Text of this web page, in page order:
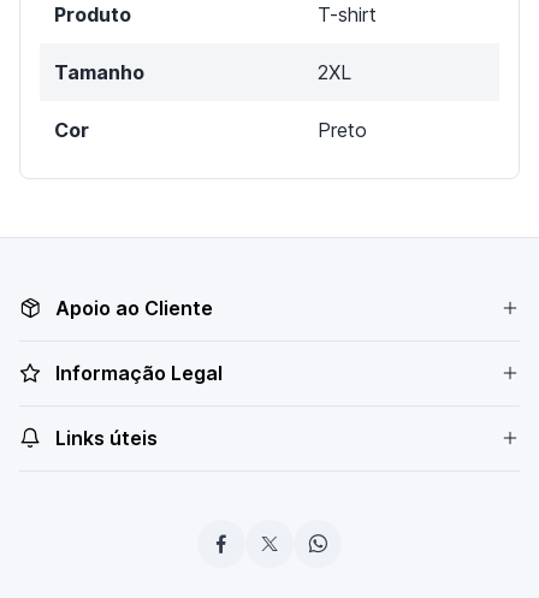
Produto T-shirt
Tamanho 2XL
Cor Preto
Apoio ao Cliente
Informação Legal
Links úteis